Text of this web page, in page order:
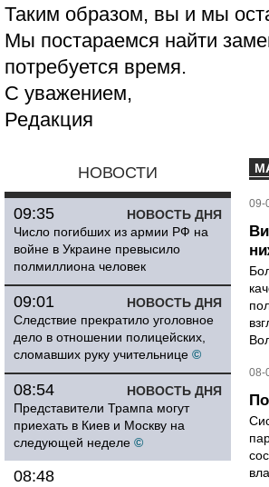
Таким образом, вы и мы
Мы постараемся найти
потребуется время.
С уважением,
Редакция
НОВОСТИ
НОВОСТЬ ДНЯ
09:35
Число погибших из армии РФ на
войне в Украине превысило
полмиллиона человек
НОВОСТЬ ДНЯ
09:01
Следствие прекратило уголовное
дело в отношении полицейских,
сломавших руку учительнице ©
НОВОСТЬ ДНЯ
08:54
Представители Трампа могут
приехать в Киев и Москву на
следующей неделе ©
08:48
09-
08-